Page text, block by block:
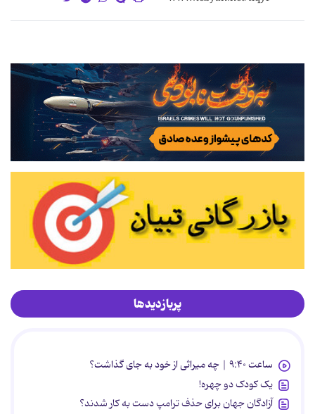
پربازدیدها
ساعت ۹:۴۰ | چه میراثی از خود به جای گذاشت؟
یک کودک دو چهره!
آزادگان جهان برای حذف ترامپ دست به کار شدند؟